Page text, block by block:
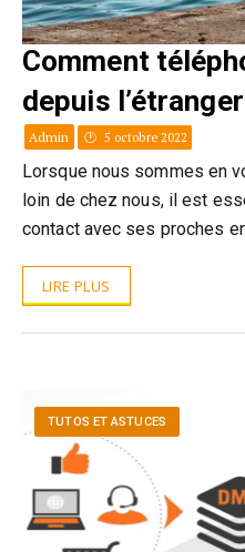
Comment
depuis
Admin 5 octobre 2022
Lorsque nous sommes en
loin de chez nous, il est
contact avec ses proches
LIRE PLUS
TUTOS ET ASTUCES